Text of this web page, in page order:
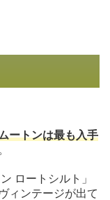
ートンは最も入手
ロートシルト」
ィンテージが出て